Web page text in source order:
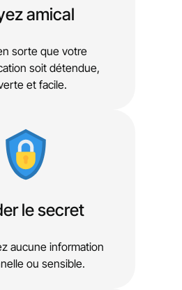
amical
sorte que votre
soit détendue,
et facile.
le secret
aucune information
ou sensible.